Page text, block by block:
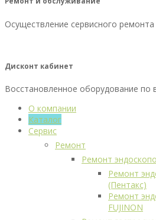
Осуществление сервисного
Дисконт кабинет
Восстановленное оборудование по
О компании
Каталог
Сервис
Ремонт
Ремонт
Ремонт
(Пентакс)
Ремонт
FUJINON